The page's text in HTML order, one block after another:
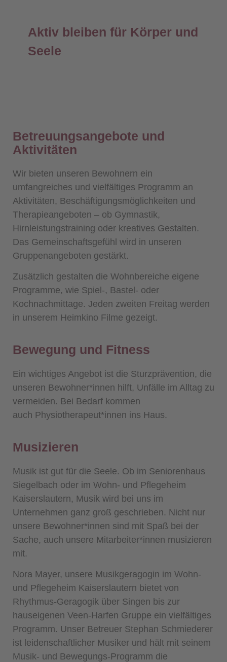
Aktiv bleiben für Körper und
Seele
Betreuungsangebote und
Aktivitäten
Wir bieten unseren Bewohnern ein
umfangreiches und vielfältiges Programm an
Aktivitäten, Beschäftigungsmöglichkeiten und
Therapieangeboten – ob Gymnastik,
Hirnleistungstraining oder kreatives Gestalten.
Das Gemeinschaftsgefühl wird in unseren
Gruppenangeboten gestärkt.
Zusätzlich gestalten die Wohnbereiche eigene
Programme, wie Spiel-, Bastel- oder
Kochnachmittage. Jeden zweiten Freitag werden
in unserem Heimkino Filme gezeigt.
Bewegung und Fitness
Ein wichtiges Angebot ist die Sturzprävention, die
unseren Bewohner*innen hilft, Unfälle im Alltag zu
vermeiden. Bei Bedarf kommen
auch Physiotherapeut*innen ins Haus.
Musizieren
Musik ist gut für die Seele. O b im Seniorenhaus
Siegelbach oder im Wohn- und Pflegeheim
Kaiserslautern, Musik wird bei uns im
Unternehmen ganz groß geschrieben. Nicht nur
unsere Bewohner*innen sind mit Spaß bei der
Sache, auch unsere Mitarbeiter*innen musizieren
mit.
Nora Mayer, unsere Musikgeragogin im Wohn-
und Pflegeheim Kaiserslautern bietet von
Rhythmus-Geragogik über Singen bis zur
hauseigenen Veen-Harfen Gruppe ein vielfältiges
Programm. Unser Betreuer Stephan Schmiederer
ist leidenschaftlicher Musiker und hält mit seinem
Musik- und Bewegungs-Programm die